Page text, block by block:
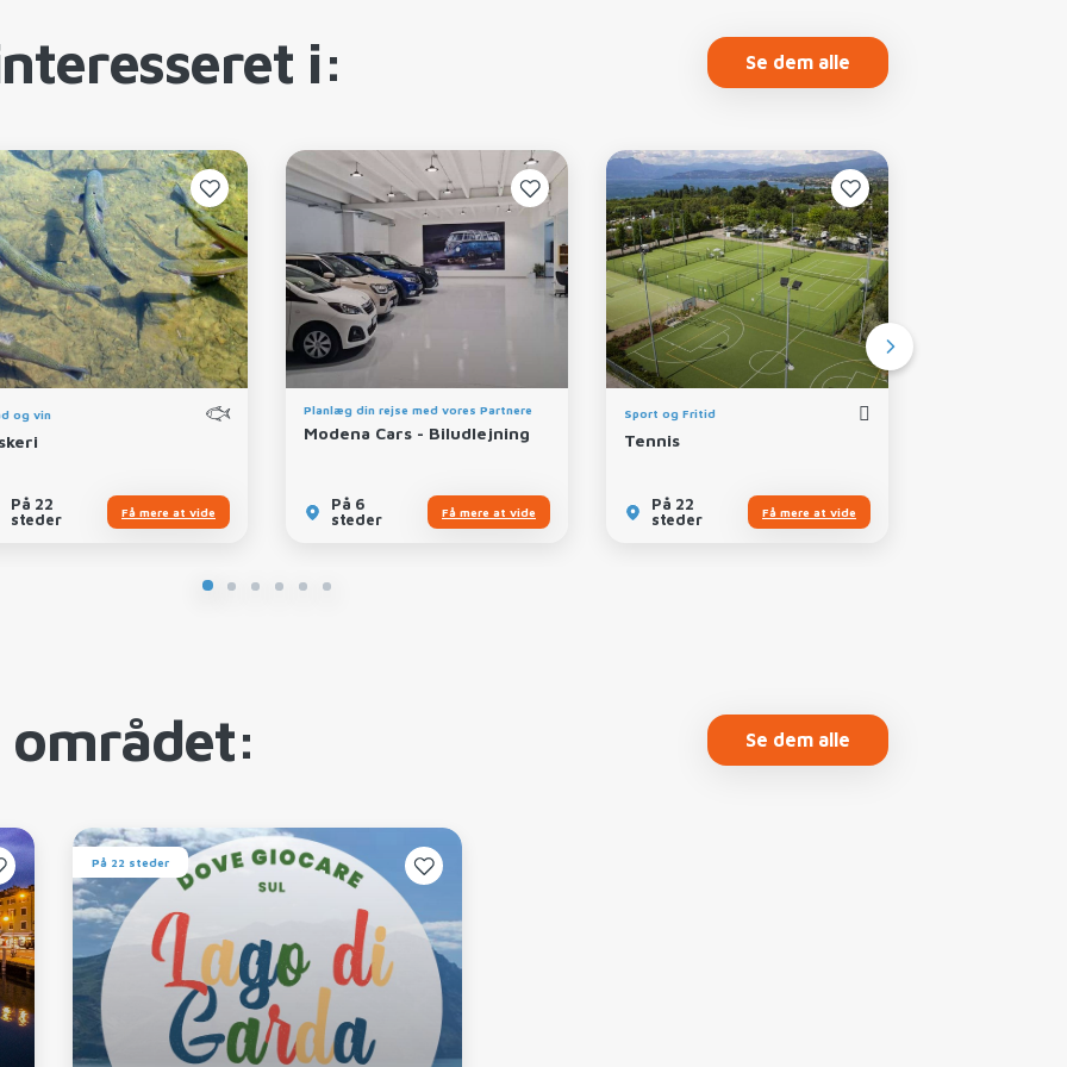
i: Se dem alle
og vin
På 22
steder
Få mere at vide
Planlæg din rejse med vores Partnere
Modena Cars - Biludlejning
På 6
steder
Få mere at vide
Sport og Fritid
Tennis
På 22
steder
Få mere at vide
området: Se dem alle
På 22 steder